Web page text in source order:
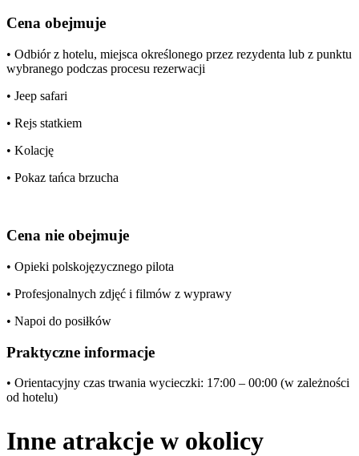
Cena obejmuje
• Odbiór z hotelu, miejsca określonego przez rezydenta lub z punktu
wybranego podczas procesu rezerwacji
• Jeep safari
• Rejs statkiem
• Kolację
• Pokaz tańca brzucha
Cena nie obejmuje
• Opieki polskojęzycznego pilota
• Profesjonalnych zdjęć i filmów z wyprawy
• Napoi do posiłków
Praktyczne informacje
• Orientacyjny czas trwania wycieczki: 17:00 – 00:00 (w zależności
od hotelu)
Inne atrakcje w okolicy